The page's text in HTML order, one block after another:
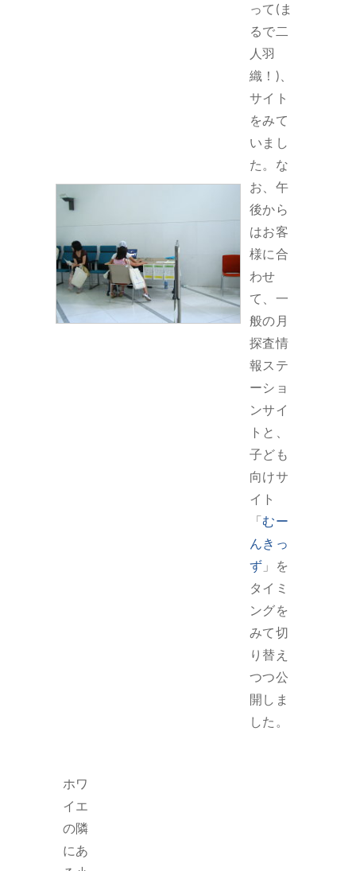
って(ま
るで二
人羽
織！)、
サイト
をみて
いまし
た。な
お、午
後から
はお客
様に合
わせ
て、一
般の月
探査情
報ステ
ーショ
ンサイ
トと、
子ども
向けサ
イト
「むー
んきっ
ず 」を
タイミ
ングを
みて切
り替え
つつ公
開しま
した。
ホワ
イエ
の隣
にあ